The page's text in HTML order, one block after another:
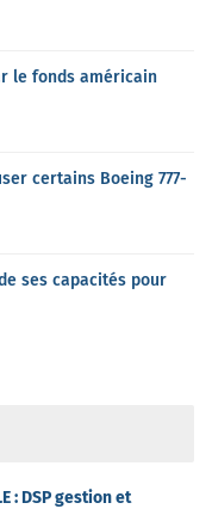
le fonds américain
certains Boeing 777-
ses capacités pour
: DSP gestion et